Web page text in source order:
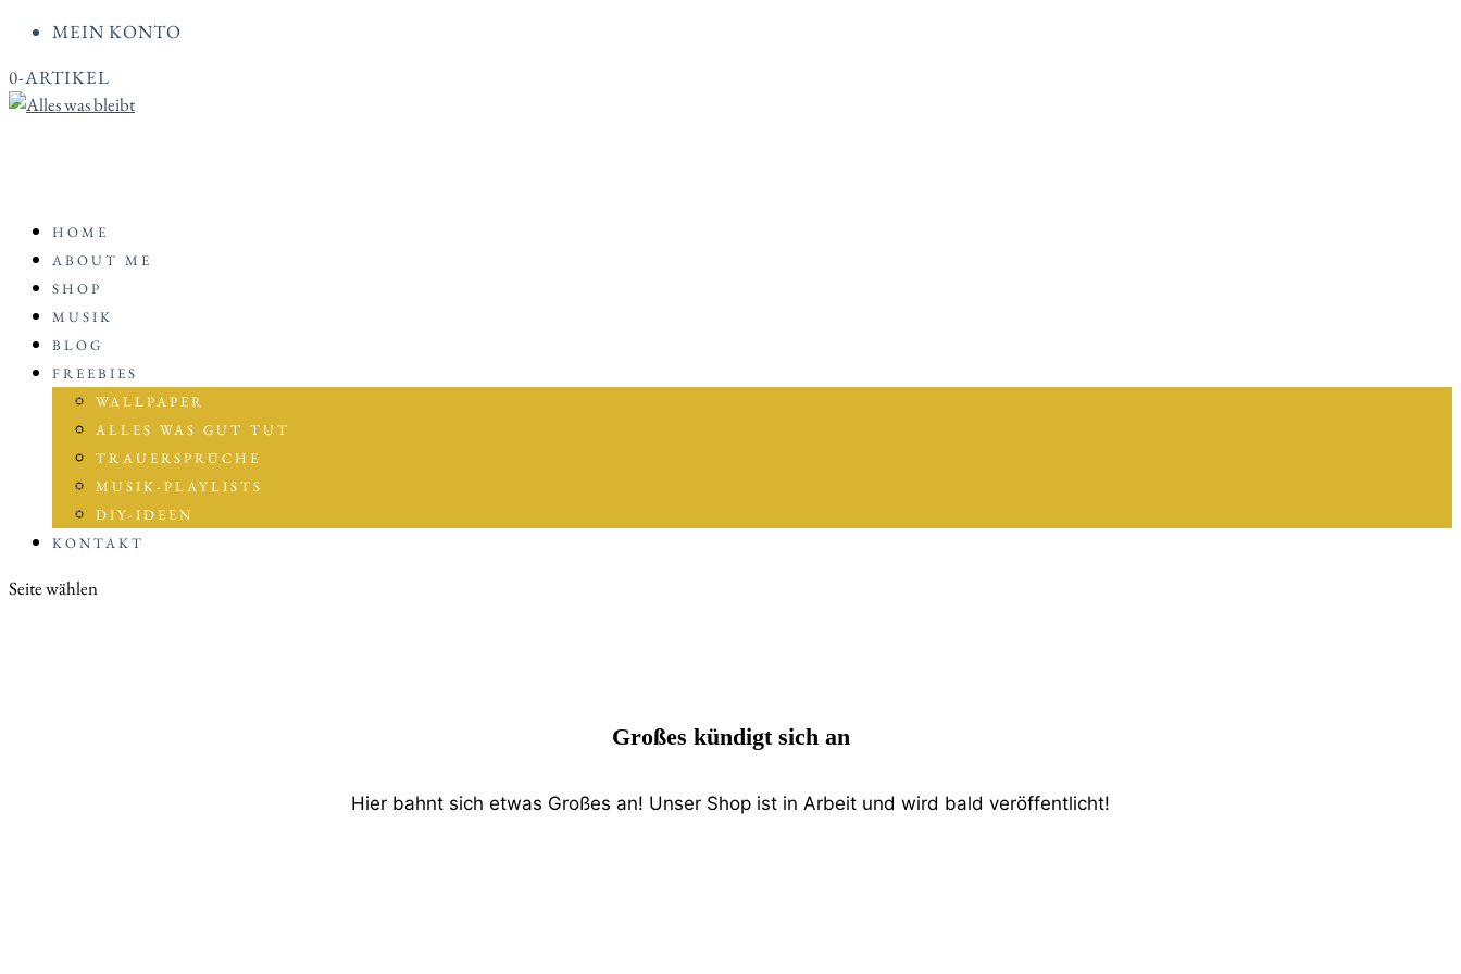
MEIN KONTO
0-ARTIKEL
HOME
ABOUT ME
SHOP
MUSIK
BLOG
FREEBIES
WALLPAPER
ALLES WAS GUT TUT
TRAUERSPRÜCHE
MUSIK-PLAYLISTS
DIY-IDEEN
KONTAKT
Seite wählen
Großes kündigt sich an
Hier bahnt sich etwas Großes an! Unser Shop ist in Arbeit und wird bald veröffentlicht!